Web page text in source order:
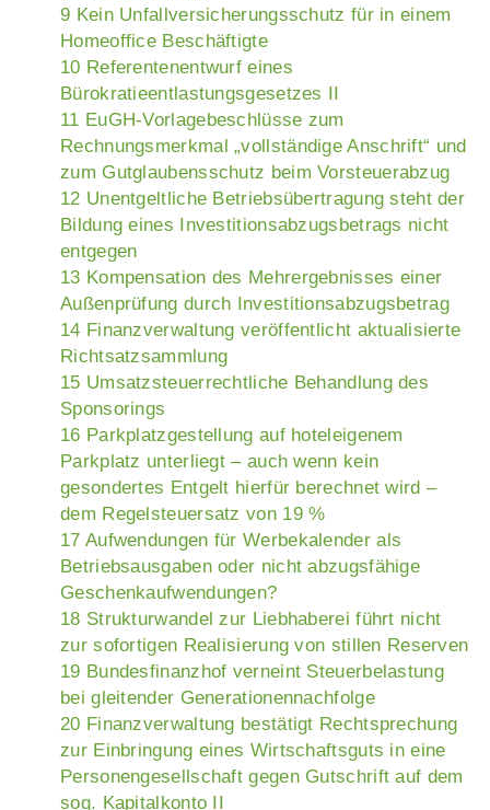
9 Kein Unfallversicherungsschutz für in einem
Homeoffice Beschäftigte
10 Referentenentwurf eines
Bürokratieentlastungsgesetzes II
11 EuGH-Vorlagebeschlüsse zum
Rechnungsmerkmal „vollständige Anschrift“ und
zum Gutglaubensschutz beim Vorsteuerabzug
12 Unentgeltliche Betriebsübertragung steht der
Bildung eines Investitionsabzugsbetrags nicht
entgegen
13 Kompensation des Mehrergebnisses einer
Außenprüfung durch Investitionsabzugsbetrag
14 Finanzverwaltung veröffentlicht aktualisierte
Richtsatzsammlung
15 Umsatzsteuerrechtliche Behandlung des
Sponsorings
16 Parkplatzgestellung auf hoteleigenem
Parkplatz unterliegt – auch wenn kein
gesondertes Entgelt hierfür berechnet wird –
dem Regelsteuersatz von 19 %
17 Aufwendungen für Werbekalender als
Betriebsausgaben oder nicht abzugsfähige
Geschenkaufwendungen?
18 Strukturwandel zur Liebhaberei führt nicht
zur sofortigen Realisierung von stillen Reserven
19 Bundesfinanzhof verneint Steuerbelastung
bei gleitender Generationennachfolge
20 Finanzverwaltung bestätigt Rechtsprechung
zur Einbringung eines Wirtschaftsguts in eine
Personengesellschaft gegen Gutschrift auf dem
sog. Kapitalkonto II